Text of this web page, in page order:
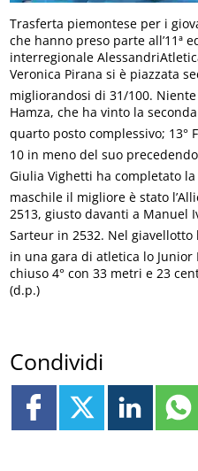
Trasferta piemontese per i
che hanno preso parte all’11ª
interregionale
Veronica Pirana si è piazzata
migliorandosi di 31/100.
Hamza, che ha vinto la
quarto posto complessivo; 13°
10 in meno del suo
Giulia Vighetti ha completato
maschile il migliore è stato
2513, giusto davanti a Manuel
Sarteur in 2532. Nel
in una gara di atletica lo Junior
chiuso 4° con 33 metri e 23
(d.p.)
Condividi